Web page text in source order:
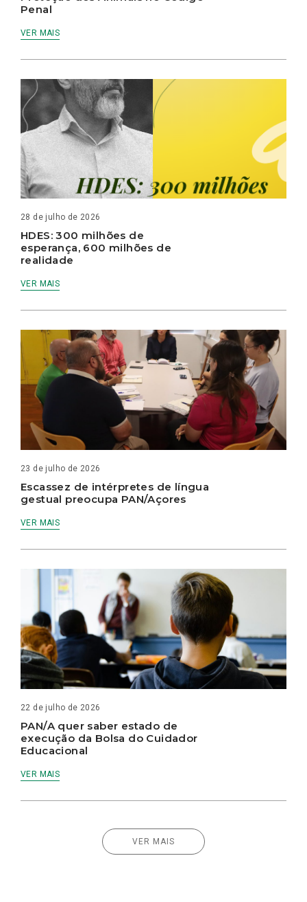
Penal
VER MAIS
28 de julho de 2026
HDES: 300 milhões de
esperança, 600 milhões de
realidade
VER MAIS
23 de julho de 2026
Escassez de intérpretes de língua
gestual preocupa PAN/Açores
VER MAIS
22 de julho de 2026
PAN/A quer saber estado de
execução da Bolsa do Cuidador
Educacional
VER MAIS
VER MAIS